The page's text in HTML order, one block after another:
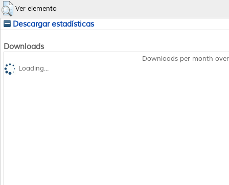
Ver elemento
Descargar estadísticas
Downloads
Downloads per month
Loading...